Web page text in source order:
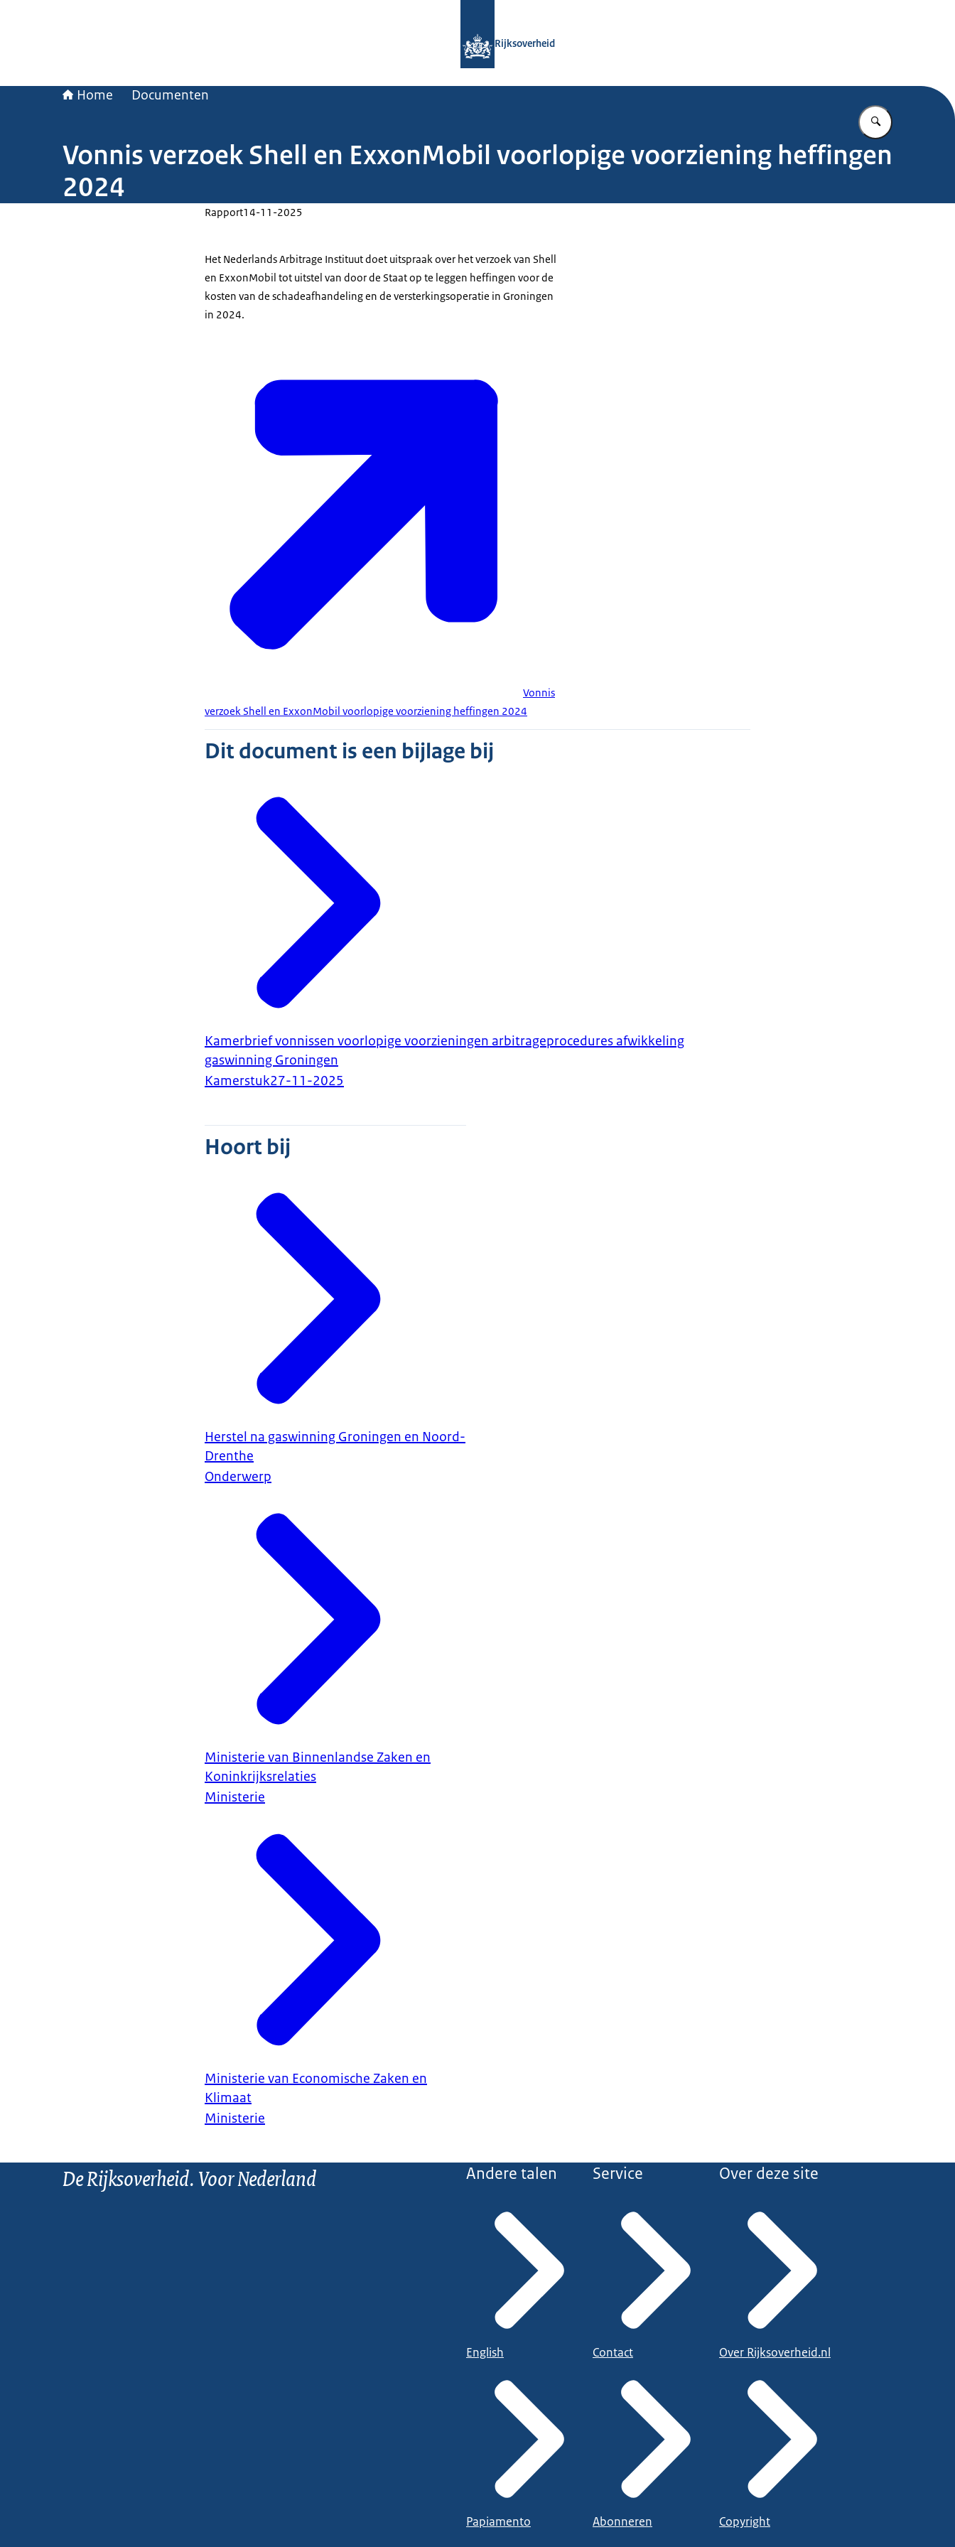
Rijksoverheid
Home Documenten
Vul in wat u
Vonnis verzoek Shell en ExxonMobil voorlopige voorziening heffingen
2024
Rapport14-11-2025
Het Nederlands Arbitrage Instituut doet uitspraak over het verzoek van Shell
en ExxonMobil tot uitstel van door de Staat op te leggen heffingen voor de
kosten van de schadeafhandeling en de versterkingsoperatie in Groningen
in 2024.
Vonnis
verzoek Shell en ExxonMobil voorlopige voorziening heffingen 2024
Dit document is een bijlage bij
Kamerbrief vonnissen voorlopige voorzieningen arbitrageprocedures afwikkeling
gaswinning Groningen
Kamerstuk27-11-2025
Hoort bij
Herstel na gaswinning Groningen en Noord-
Drenthe
Onderwerp
Ministerie van Binnenlandse Zaken en
Koninkrijksrelaties
Ministerie
Ministerie van Economische Zaken en
Klimaat
Ministerie
De Rijksoverheid. Voor Nederland Andere talen
English
Papiamento
Service
Contact
Abonneren
Over deze site
Over Rijksoverheid.nl
Copyright